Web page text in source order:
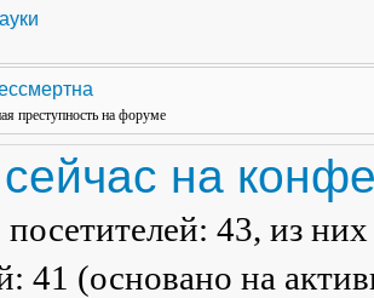
преступность на форуме
на
посетителей: 43, из
41 (основано на